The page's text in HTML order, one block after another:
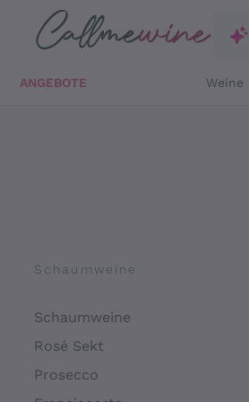
Zum Hauptinhalt springen
ANGEBOTE Weine
Schaumweine
Schaumweine
Rosé Sekt
Prosecco